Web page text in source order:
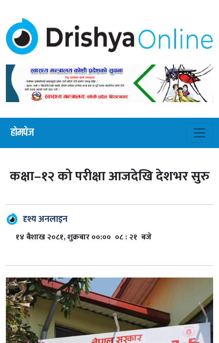
होमपेज
कक्षा–१२ को परीक्षा आजदेखि देशभर सुरु
दृश्य अनलाइन
१४ बैशाख २०८१, शुक्रबार ००:०० ०८ : २१ बजे